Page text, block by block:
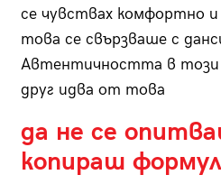
се чувствах комфортно
това се свързваше с
Автентичността в този
друг идва от това
да не се
копираш